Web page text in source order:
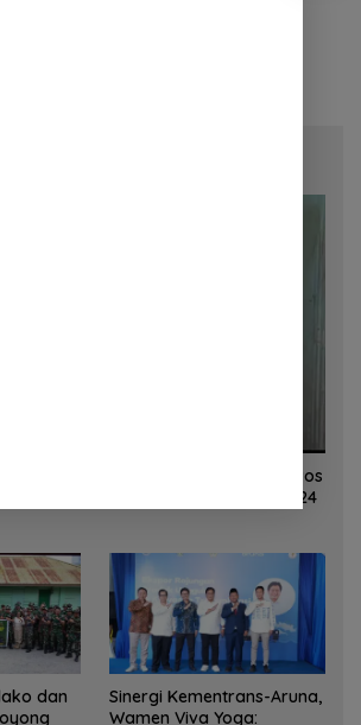
Kuat” Satgas Yonif 645/GTY Pos
Pelayanan kesehatan Gratis 1 x 24
dan
Sinergi Kementrans-Aruna,
Wamen Viva Yoga: